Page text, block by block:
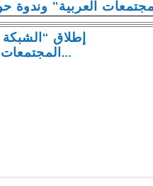
إطلاق “الشبكة
…